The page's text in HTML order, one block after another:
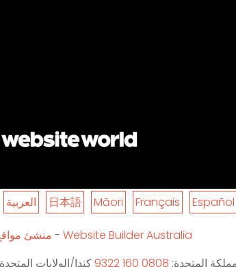
العربية 日本語 Māori Français Español
منشئ - Website Builder Australia
المتحدة: 0808 160 9322 كندا/الولايات